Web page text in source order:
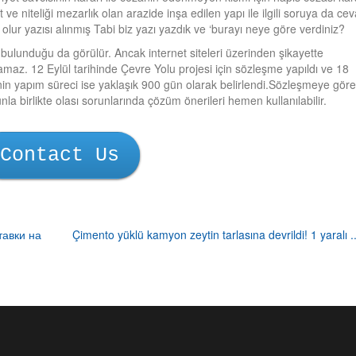
niteliği mezarlık olan arazide inşa edilen yapı ile ilgili soruya da
yazısı alınmış Tabi biz yazı yazdık ve ‘burayı neye göre verdiniz?
da görülür. Ancak internet siteleri üzerinden şikayette
12 Eylül tarihinde Çevre Yolu projesi için sözleşme yapıldı ve 18
yapım süreci ise yaklaşık 900 gün olarak belirlendi.Sözleşmeye göre
birlikte olası sorunlarında çözüm önerileri hemen kullanılabilir.
Contact Us
на
Çimento yüklü kamyon zeytin tarlasına devrildi! 1 yaralı ..